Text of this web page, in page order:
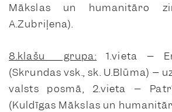
Mākslas un humanitāro
A.Zubriļena).
8.klašu grupa: 1.vieta –
(Skrundas vsk., sk. U.Blūma) –
valsts posmā, 2.vieta –
(Kuldīgas Mākslas un